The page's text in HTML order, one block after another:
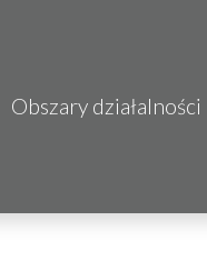
Obszary działalności
CDI KB Sp. z o.o.